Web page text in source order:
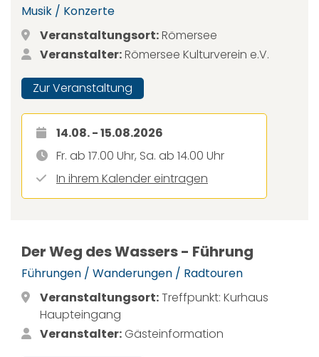
Musik / Konzerte
Veranstaltungsort:Römersee
Veranstalter:Römersee Kulturverein e.V.
Zur Veranstaltung
14.08. - 15.08.2026
Fr. ab 17.00 Uhr, Sa. ab 14.00 Uhr
In ihrem Kalender eintragen
Der Weg des Wassers - Führung
Führungen / Wanderungen / Radtouren
Veranstaltungsort:Treffpunkt: Kurhaus
Haupteingang
Veranstalter: Gästeinformation